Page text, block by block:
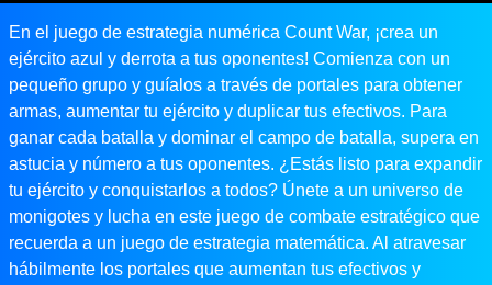
En el juego de estrategia numérica Count War, ¡crea un
ejército azul y derrota a tus oponentes! Comienza con un
pequeño grupo y guíalos a través de portales para obtener
armas, aumentar tu ejército y duplicar tus efectivos. Para
ganar cada batalla y dominar el campo de batalla, supera en
astucia y número a tus oponentes. ¿Estás listo para expandir
tu ejército y conquistarlos a todos? Únete a un universo de
monigotes y lucha en este juego de combate estratégico que
recuerda a un juego de estrategia matemática. Al atravesar
hábilmente los portales que aumentan tus efectivos y